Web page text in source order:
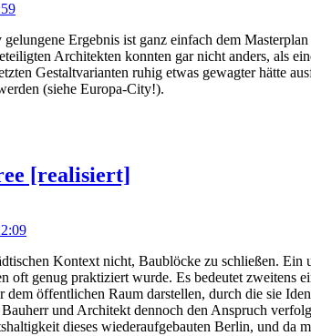
Ergebnis ist ganz einfach dem
Architekten konnten gar nicht anders, als
Gestaltvarianten ruhig etwas gewagter hätte
(siehe Europa-City!).
[realisiert]
Kontext nicht, Baublöcke zu schließen. Ein
oft genug praktiziert wurde. Es bedeutet
dem öffentlichen Raum darstellen, durch die sie
und Architekt dennoch den Anspruch
dieses wiederaufgebauten Berlin, und da